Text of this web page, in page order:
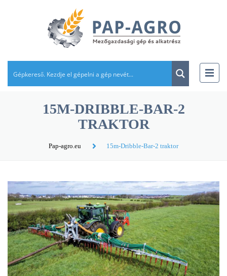
15M-DRIBBLE-BAR-2
TRAKTOR
Pap-agro.eu 15m-Dribble-Bar-2 traktor